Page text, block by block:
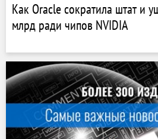
Как Oracle сократила штат и
млрд ради чипов NVIDIA